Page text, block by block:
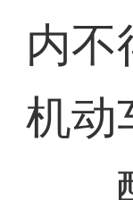
内不
机动